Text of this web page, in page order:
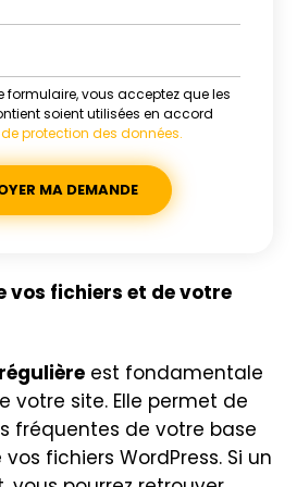
formulaire, vous acceptez que les
soient utilisées en accord
protection des données.
vos fichiers et de votre
est fondamentale
votre site. Elle permet de
fréquentes de votre base
fichiers WordPress. Si un